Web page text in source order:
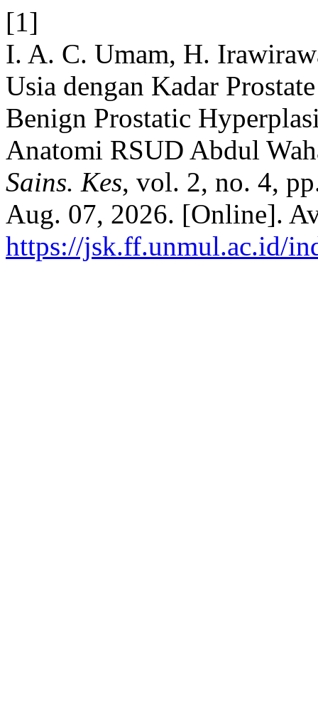
[1]
I. A. C. Umam, H.
Usia dengan Kadar
Benign Prostatic
Anatomi RSUD Abdul
Sains. Kes, vol. 2, no. 4,
Aug. 07, 2026. [Online].
https://jsk.ff.unmul.ac.id/